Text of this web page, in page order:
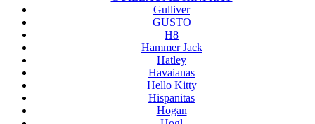
Gulliver
GUSTO
H8
Hammer Jack
Hatley
Havaianas
Hello Kitty
Hispanitas
Hogan